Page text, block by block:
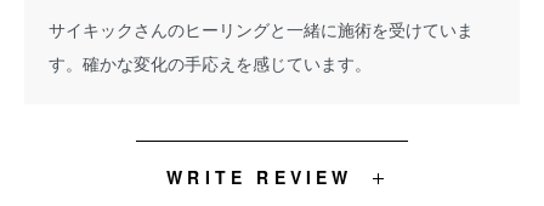
サイキックさんのヒーリングと一緒に施術を受けていま
す。確かな変化の手応えを感じています。
WRITE REVIEW